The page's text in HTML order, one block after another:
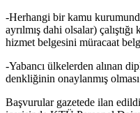
-Herhangi bir kamu
ayrılmış dahi olsalar)
hizmet belgesini müracaat
-Yabancı ülkelerden alınan
denkliğinin onaylanmış olması
Başvurular gazetede ilan